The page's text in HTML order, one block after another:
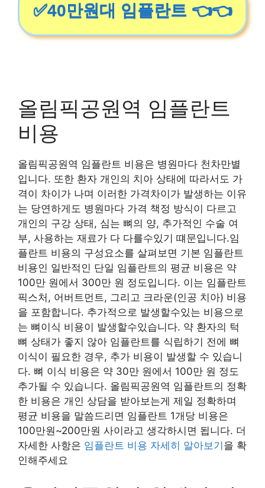
✅40만원대 임플란트 👈👈
올림픽공원역 임플란트
비용
올림픽공원역 임플란트 비용은 병원마다 천차만별
입니다. 또한 환자 개인의 치아 상태에 따라서도 가
격이 차이가 나며 이러한 가격차이가 발생하는 이유
는 당연하게도 병원마다 가격 책정 방식이 다르고
개인의 구강 상태, 심는 뼈의 양, 추가적인 수술 여
부, 사용하는 재료가 다 다를수있기 떄문입니다.임
플란트 비용의 구성요소를 살펴보면 기본 임플란트
비용인 일반적인 단일 임플란트의 평균 비용은 약
100만 원에서 300만 원 정도입니다. 이는 임플란트
픽스처, 어버트먼트, 그리고 크라운(인공 치아) 비용
을 포함합니다. 추가적으로 발생할수있는 비용으로
는 뼈이식 비용이 발생할수있습니다. 약 환자의 턱
뼈 상태가 좋지 않아 임플란트를 식립하기 전에 뼈
이식이 필요한 경우, 추가 비용이 발생할 수 있습니
다. 뼈 이식 비용은 약 30만 원에서 100만 원 정도
추가될 수 있습니다. 올림픽공원역 임플란트의 정확
한 비용은 개인 상담을 받아보는게 제일 정확하며
평균 비용을 말씀드리면 임플란트 1개당 비용은
100만원~200만원 사이라고 생각하시면 됩니다. 더
자세한 사항은 임플란트 비용 자세히 알아보기을 확
인해주세요